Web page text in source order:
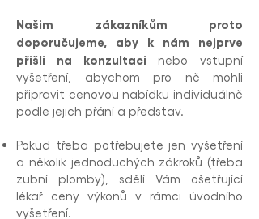
Našim zákazníkům proto
doporučujeme, aby k nám nejprve
přišli na konzultaci nebo vstupní
vyšetření, abychom pro ně mohli
připravit cenovou nabídku individuálně
podle jejich přání a představ.
Pokud třeba potřebujete jen vyšetření
a několik jednoduchých zákroků (třeba
zubní plomby), sdělí Vám ošetřující
lékař ceny výkonů v rámci úvodního
vyšetření.